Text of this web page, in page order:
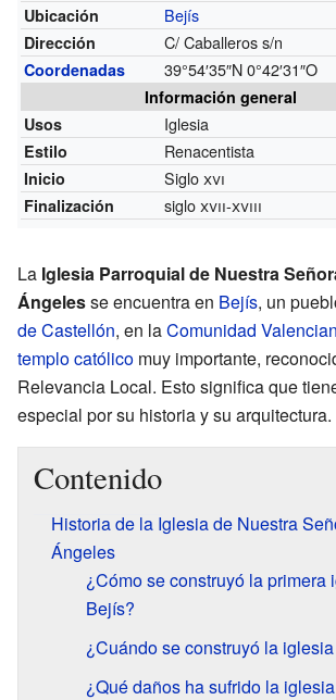
Ubicación Bejís
Dirección C/ Caballeros s/n
Coordenadas 39°54′35″N0°42′31″O
Información general
Usos
Iglesia
Estilo Renacentista
Inicio Sigloxvi
Finalización sigloxvii-xviii
La Iglesia Parroquial de Nuestra
Ángelesse encuentra en Bejís, un
de Castellón, en laComunidad
templocatólico muy importante,
Relevancia Local. Esto significa que
especial por su historia y su arquitectura.
Contenido
Historia de la Iglesia de Nuestra
Ángeles
¿Cómo se construyó la primera
Bejís?
¿Cuándo se construyó la
¿Qué daños ha sufrido la